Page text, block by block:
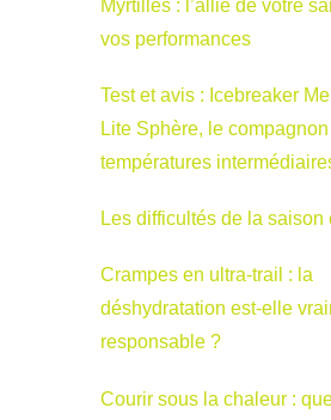
Myrtilles : l’allié de votre
vos performances
Test et avis : Icebreaker
Lite Sphère, le
températures
Les difficultés de la saison
Crampes en ultra-trail : la
déshydratation est-elle
responsable ?
Courir sous la chaleur :